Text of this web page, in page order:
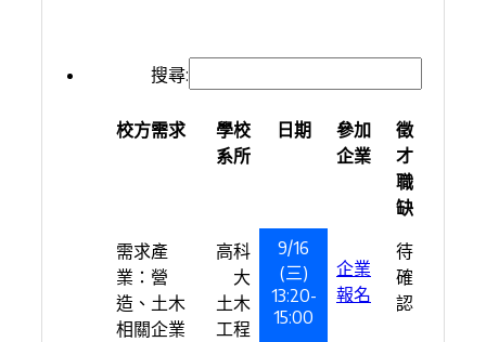
搜尋:
校方需求
學校
系所
日期
參加
企業
徵
才
職
缺
需求產
業：營
造、土木
相關企業
高科
大
土木
工程
9/16
(三)
13:20-
15:00
企業
報名
待
確
認